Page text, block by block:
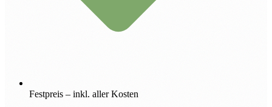
Festpreis – inkl. aller Kosten